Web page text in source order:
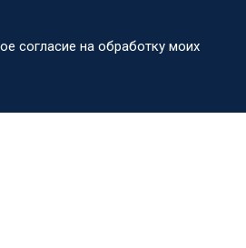
согласие на обработку моих